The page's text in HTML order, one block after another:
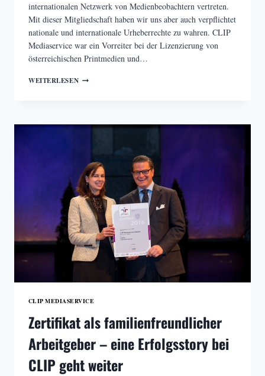
internationalen Netzwerk von Medienbeobachtern vertreten.
Mit dieser Mitgliedschaft haben wir uns aber auch verpflichtet
nationale und internationale Urheberrechte zu wahren. CLIP
Mediaservice war ein Vorreiter bei der Lizenzierung von
österreichischen Printmedien und…
WEITERLESENWARUM
SORGEN
MÜSSEN
CLIP MEDIASERVICE
Zertifikat als familienfreundlicher
Arbeitgeber – eine Erfolgsstory bei
CLIP geht weiter